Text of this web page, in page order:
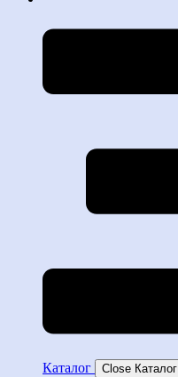
Каталог Close Каталог